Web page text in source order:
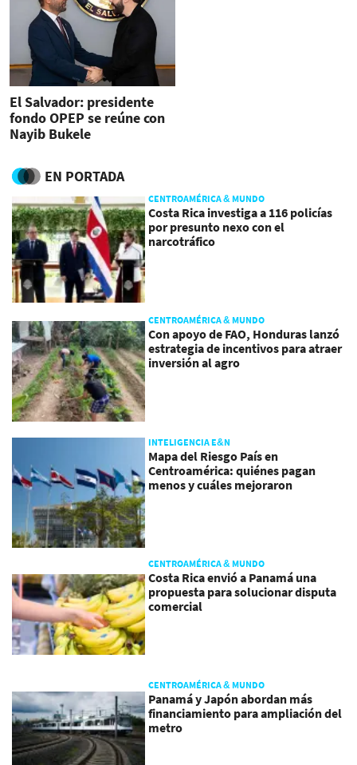
El Salvador: presidente
fondo OPEP se reúne con
Nayib Bukele
EN PORTADA
CENTROAMÉRICA & MUNDO
Costa Rica investiga a 116 policías
por presunto nexo con el
narcotráfico
CENTROAMÉRICA & MUNDO
Con apoyo de FAO, Honduras lanzó
estrategia de incentivos para atraer
inversión al agro
INTELIGENCIA E&N
Mapa del Riesgo País en
Centroamérica: quiénes pagan
menos y cuáles mejoraron
CENTROAMÉRICA & MUNDO
Costa Rica envió a Panamá una
propuesta para solucionar disputa
comercial
CENTROAMÉRICA & MUNDO
Panamá y Japón abordan más
financiamiento para ampliación del
metro